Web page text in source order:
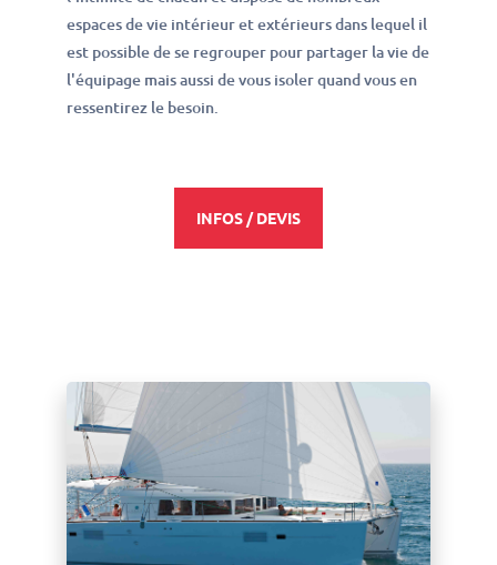
espaces de vie intérieur et extérieurs dans lequel il
est possible de se regrouper pour partager la vie de
l'équipage mais aussi de vous isoler quand vous en
ressentirez le besoin.
INFOS / DEVIS